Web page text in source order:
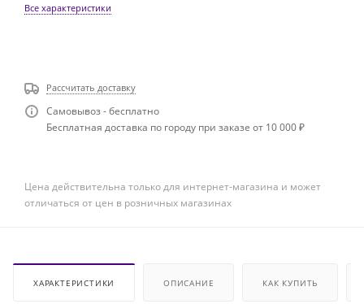
Все характеристики
Рассчитать доставку
Самовывоз - бесплатно
Бесплатная доставка по городу при заказе от 10 000 ₽
Цена действительна только для интернет-магазина и может
отличаться от цен в розничных магазинах
ХАРАКТЕРИСТИКИ ОПИСАНИЕ КАК КУПИТЬ